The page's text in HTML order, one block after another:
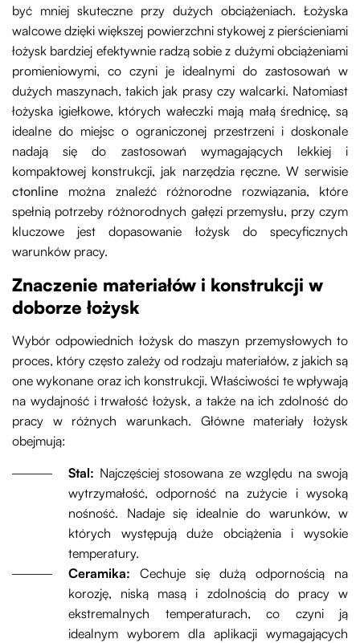
być mniej skuteczne przy dużych obciążeniach. Łożyska
walcowe dzięki większej powierzchni stykowej z pierścieniami
łożysk bardziej efektywnie radzą sobie z dużymi obciążeniami
promieniowymi, co czyni je idealnymi do zastosowań w
dużych maszynach, takich jak prasy czy walcarki. Natomiast
łożyska igiełkowe, których wałeczki mają małą średnicę, są
idealne do miejsc o ograniczonej przestrzeni i doskonale
nadają się do zastosowań wymagających lekkiej i
kompaktowej konstrukcji, jak narzędzia ręczne. W serwisie
ctonline można znaleźć różnorodne rozwiązania, które
spełnią potrzeby różnorodnych gałęzi przemysłu, przy czym
kluczowe jest dopasowanie łożysk do specyficznych
warunków pracy.
Znaczenie materiałów i konstrukcji w
doborze łożysk
Wybór odpowiednich łożysk do maszyn przemysłowych to
proces, który często zależy od rodzaju materiałów, z jakich są
one wykonane oraz ich konstrukcji. Właściwości te wpływają
na wydajność i trwałość łożysk, a także na ich zdolność do
pracy w różnych warunkach. Główne materiały łożysk
obejmują:
Stal: Najczęściej stosowana ze względu na swoją
wytrzymałość, odporność na zużycie i wysoką
nośność. Nadaje się idealnie do warunków, w
których występują duże obciążenia i wysokie
temperatury.
Ceramika: Cechuje się dużą odpornością na
korozję, niską masą i zdolnością do pracy w
ekstremalnych temperaturach, co czyni ją
idealnym wyborem dla aplikacji wymagających